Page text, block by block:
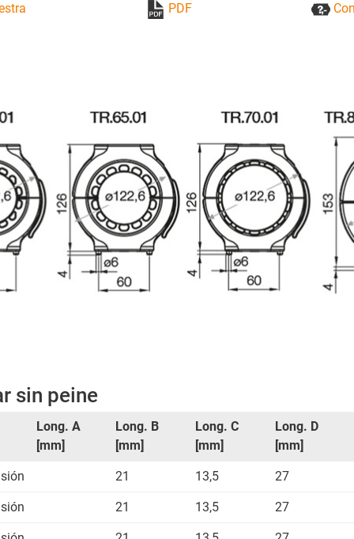
PDF
sin peine
Long. A
[mm]
Long. B
[mm]
Long. C
[mm]
Long. D
[mm]
21 13,5 27
21 13,5 27